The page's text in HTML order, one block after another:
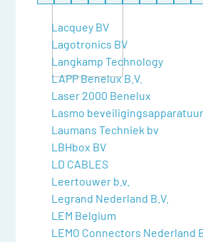
Lacquey BV
Lagotronics BV
Langkamp Technology
LAPP Benelux B.V.
Laser 2000 Benelux
Lasmo beveiligingsapparatuur
Laumans Techniek bv
LBHbox BV
LD CABLES
Leertouwer b.v.
Legrand Nederland B.V.
LEM Belgium
LEMO Connectors Nederland